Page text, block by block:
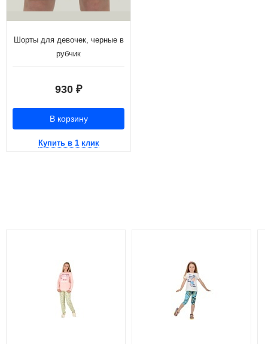
Шорты для девочек, черные в
рубчик
930 ₽
В корзину
Купить в 1 клик